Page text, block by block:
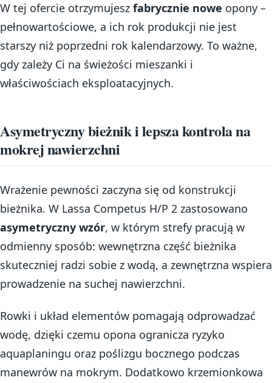
W tej ofercie otrzymujesz fabrycznie nowe opony –
pełnowartościowe, a ich rok produkcji nie jest
starszy niż poprzedni rok kalendarzowy. To ważne,
gdy zależy Ci na świeżości mieszanki i
właściwościach eksploatacyjnych.
Asymetryczny bieżnik i lepsza kontrola na
mokrej nawierzchni
Wrażenie pewności zaczyna się od konstrukcji
bieżnika. W Lassa Competus H/P 2 zastosowano
asymetryczny wzór, w którym strefy pracują w
odmienny sposób: wewnętrzna część bieżnika
skuteczniej radzi sobie z wodą, a zewnętrzna wspiera
prowadzenie na suchej nawierzchni.
Rowki i układ elementów pomagają odprowadzać
wodę, dzięki czemu opona ogranicza ryzyko
aquaplaningu oraz poślizgu bocznego podczas
manewrów na mokrym. Dodatkowo krzemionkowa